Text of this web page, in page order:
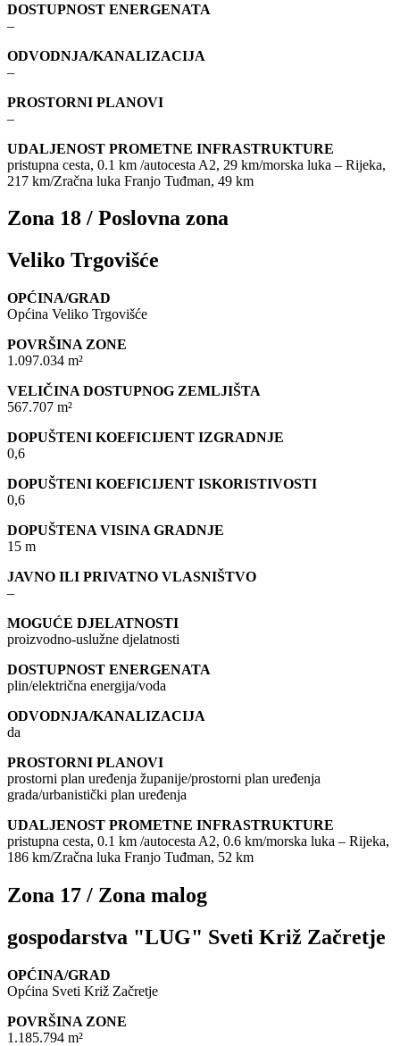
DOSTUPNOST ENERGENATA
–
ODVODNJA/KANALIZACIJA
–
PROSTORNI PLANOVI
–
UDALJENOST PROMETNE INFRASTRUKTURE
pristupna cesta, 0.1 km /autocesta A2, 29 km/morska luka – Rijeka,
217 km/Zračna luka Franjo Tuđman, 49 km
Zona 18 / Poslovna zona
Veliko Trgovišće
OPĆINA/GRAD
Općina Veliko Trgovišće
POVRŠINA ZONE
1.097.034 m²
VELIČINA DOSTUPNOG ZEMLJIŠTA
567.707 m²
DOPUŠTENI KOEFICIJENT IZGRADNJE
0,6
DOPUŠTENI KOEFICIJENT ISKORISTIVOSTI
0,6
DOPUŠTENA VISINA GRADNJE
15 m
JAVNO ILI PRIVATNO VLASNIŠTVO
–
MOGUĆE DJELATNOSTI
proizvodno-uslužne djelatnosti
DOSTUPNOST ENERGENATA
plin/električna energija/voda
ODVODNJA/KANALIZACIJA
da
PROSTORNI PLANOVI
prostorni plan uređenja županije/prostorni plan uređenja
grada/urbanistički plan uređenja
UDALJENOST PROMETNE INFRASTRUKTURE
pristupna cesta, 0.1 km /autocesta A2, 0.6 km/morska luka – Rijeka,
186 km/Zračna luka Franjo Tuđman, 52 km
Zona 17 / Zona malog
gospodarstva "LUG" Sveti Križ Začretje
OPĆINA/GRAD
Općina Sveti Križ Začretje
POVRŠINA ZONE
1.185.794 m²